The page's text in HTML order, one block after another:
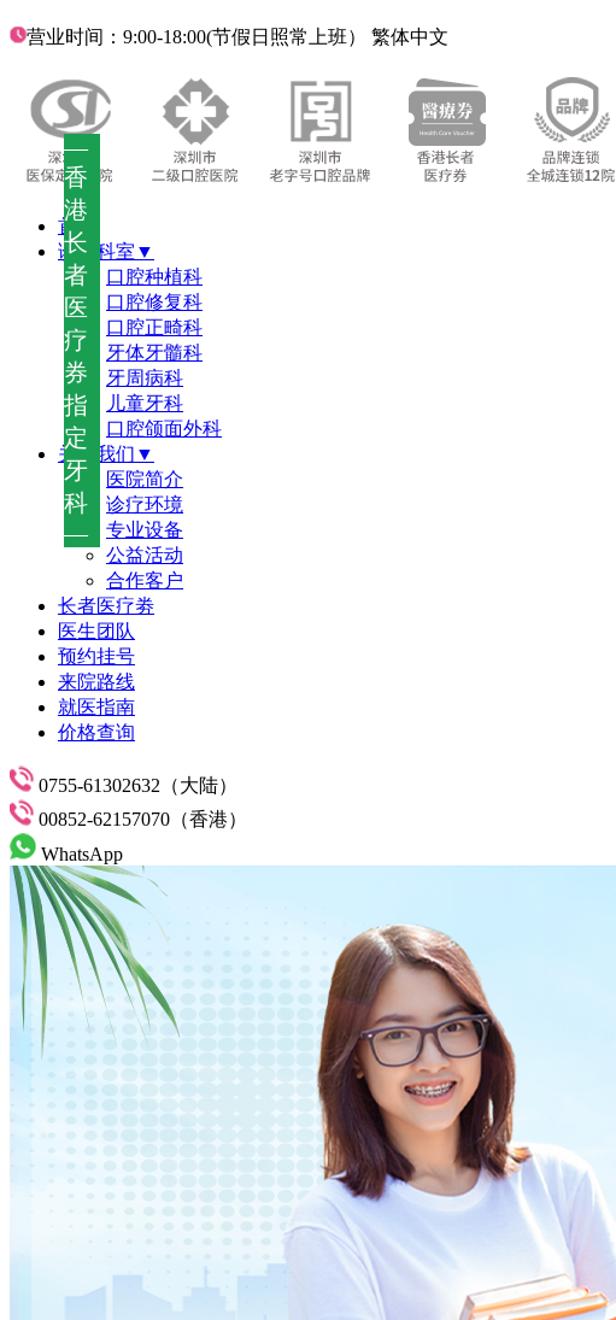
—
香
港
长
者
医
疗
券
指
定
牙
科
—
营业时间：9:00-18:00(节假日照常上班） 繁体中文
首页
诊疗科室▼
口腔种植科
口腔修复科
口腔正畸科
牙体牙髓科
牙周病科
儿童牙科
口腔颌面外科
关于我们▼
医院简介
诊疗环境
专业设备
公益活动
合作客户
长者医疗劵
医生团队
预约挂号
来院路线
就医指南
价格查询
0755-61302632（大陆）
00852-62157070（香港）
WhatsApp